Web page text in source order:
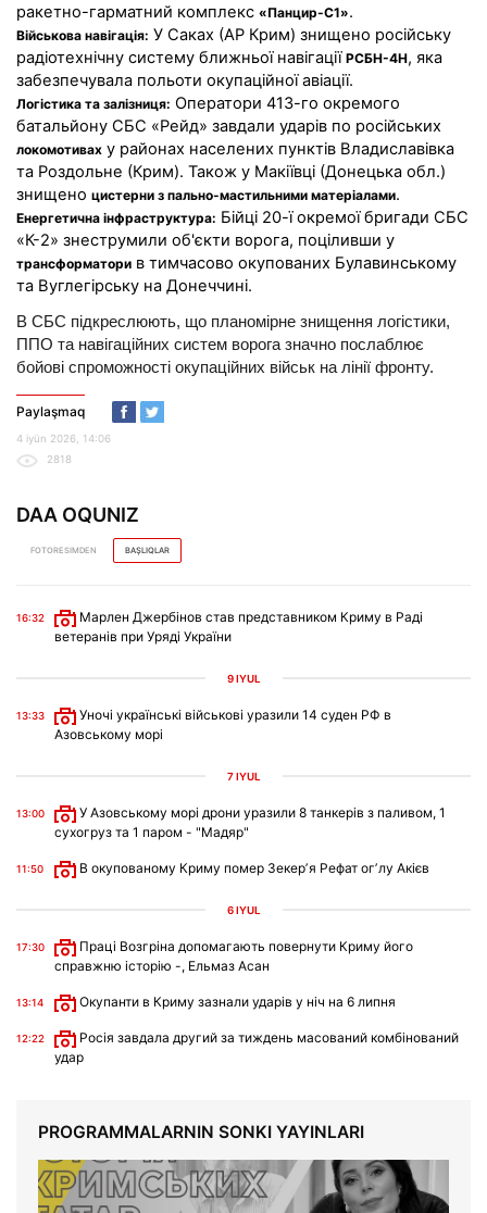
ракетно-гарматний комплекс «Панцир-С1».
Військова навігація: У Саках (АР Крим) знищено російську
радіотехнічну систему ближньої навігації РСБН-4Н, яка
забезпечувала польоти окупаційної авіації.
Логістика та залізниця: Оператори 413-го окремого
батальйону СБС «Рейд» завдали ударів по російських
локомотивах у районах населених пунктів Владиславівка
та Роздольне (Крим). Також у Макіївці (Донецька обл.)
знищено цистерни з пально-мастильними матеріалами.
Енергетична інфраструктура: Бійці 20-ї окремої бригади СБС
«К-2» знеструмили об'єкти ворога, поціливши у
трансформатори в тимчасово окупованих Булавинському
та Вуглегірську на Донеччині.
В СБС підкреслюють, що планомірне знищення логістики,
ППО та навігаційних систем ворога значно послаблює
бойові спроможності окупаційних військ на лінії фронту.
Paylaşmaq
4 iyün 2026, 14:06
2818
DAA OQUNIZ
FOTORESIMDEN BAŞLIQLAR
16:32
Марлен Джербінов став представником Криму в Раді
ветеранів при Уряді України
9 IYÜL
13:33
Уночі українські військові уразили 14 суден РФ в
Азовському морі
7 IYÜL
13:00
У Азовському морі дрони уразили 8 танкерів з паливом, 1
сухогруз та 1 паром - "Мадяр"
11:50 В окупованому Криму помер Зекерʼя Рефат огʼлу Акієв
6 IYÜL
17:30
Праці Возгріна допомагають повернути Криму його
справжню історію -, Ельмаз Асан
13:14 Окупанти в Криму зазнали ударів у ніч на 6 липня
12:22
Росія завдала другий за тиждень масований комбінований
удар
PROGRAMMALARNIN SONKI YAYINLARI